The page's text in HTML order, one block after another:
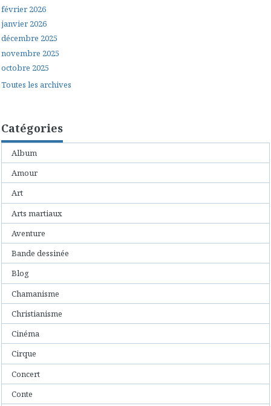
février 2026
janvier 2026
décembre 2025
novembre 2025
octobre 2025
Toutes les archives
Catégories
Album
Amour
Art
Arts martiaux
Aventure
Bande dessinée
Blog
Chamanisme
Christianisme
Cinéma
Cirque
Concert
Conte